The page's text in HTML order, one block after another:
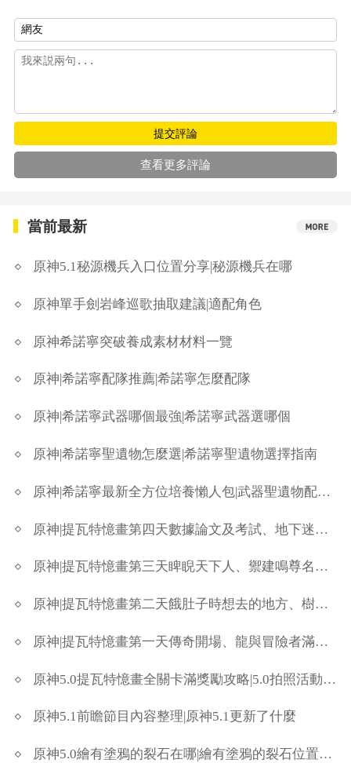
提交評論
查看更多評論
當前最新
原神5.1秘源機兵入口位置分享|秘源機兵在哪
原神單手劍岩峰巡歌抽取建議|適配角色
原神希諾寧突破養成素材材料一覽
原神|希諾寧配隊推薦|希諾寧怎麼配隊
原神|希諾寧武器哪個最強|希諾寧武器選哪個
原神|希諾寧聖遺物怎麼選|希諾寧聖遺物選擇指南
原神|希諾寧最新全方位培養懶人包|武器聖遺物配隊攻略
原神|提瓦特憶畫第四天數據論文及考試、地下迷宮的地上部分滿獎勵攻略
原神|提瓦特憶畫第三天睥睨天下人、禦建鳴尊名字好長滿獎勵攻略
原神|提瓦特憶畫第二天餓肚子時想去的地方、樹上樓閣滿獎勵攻略
原神|提瓦特憶畫第一天傳奇開場、龍與冒險者滿獎勵攻略
原神5.0提瓦特憶畫全關卡滿獎勵攻略|5.0拍照活動位置
原神5.1前瞻節目內容整理|原神5.1更新了什麼
原神5.0繪有塗鴉的裂石在哪|繪有塗鴉的裂石位置一覽